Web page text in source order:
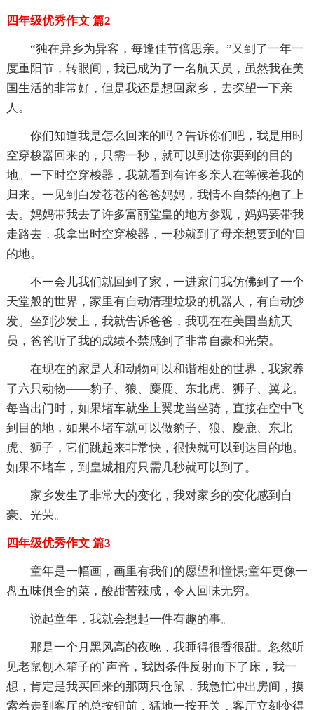
四年级优秀作文 篇2
“独在异乡为异客，每逢佳节倍思亲。”又到了一年一
度重阳节，转眼间，我已成为了一名航天员，虽然我在美
国生活的非常好，但是我还是想回家乡，去探望一下亲
人。
你们知道我是怎么回来的吗？告诉你们吧，我是用时
空穿梭器回来的，只需一秒，就可以到达你要到的目的
地。一下时空穿梭器，我就看到有许多亲人在等候着我的
归来。一见到白发苍苍的爸爸妈妈，我情不自禁的抱了上
去。妈妈带我去了许多富丽堂皇的地方参观，妈妈要带我
走路去，我拿出时空穿梭器，一秒就到了母亲想要到的'目
的地。
不一会儿我们就回到了家，一进家门我仿佛到了一个
天堂般的世界，家里有自动清理垃圾的机器人，有自动沙
发。坐到沙发上，我就告诉爸爸，我现在在美国当航天
员，爸爸听了我的成绩不禁感到了非常自豪和光荣。
在现在的家是人和动物可以和谐相处的世界，我家养
了六只动物——豹子、狼、麋鹿、东北虎、狮子、翼龙。
每当出门时，如果堵车就坐上翼龙当坐骑，直接在空中飞
到目的地，如果不堵车就可以做豹子、狼、麋鹿、东北
虎、狮子，它们跳起来非常快，很快就可以到达目的地。
如果不堵车，到皇城相府只需几秒就可以到了。
家乡发生了非常大的变化，我对家乡的变化感到自
豪、光荣。
四年级优秀作文 篇3
童年是一幅画，画里有我们的愿望和憧憬;童年更像一
盘五味俱全的菜，酸甜苦辣咸，令人回味无穷。
说起童年，我就会想起一件有趣的事。
那是一个月黑风高的夜晚，我睡得很香很甜。忽然听
见老鼠刨木箱子的`声音，我因条件反射而下了床，我一
想，肯定是我买回来的那两只仓鼠，我急忙冲出房间，摸
索着走到客厅的总按钮前，猛地一按开关，客厅立刻变得